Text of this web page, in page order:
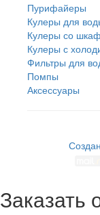
Пурифайеры
Кулеры для
Кулеры со
Кулеры с
Фильтры для
Помпы
Аксессуары
Заказать